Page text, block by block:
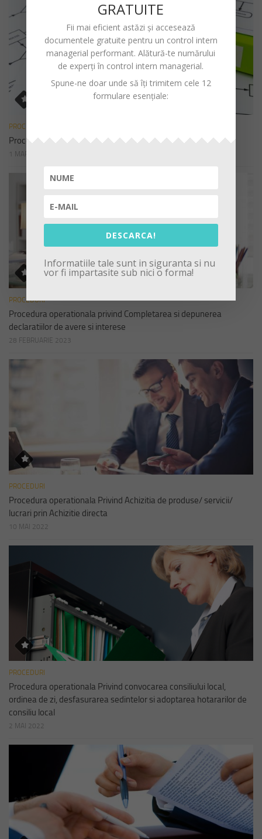
PROCEDURI
Procedura de sistem privind declararea cadourilor
1 MARTIE 2023
PROCEDURI
Procedura operationala privind Completarea si depunerea
declaratiilor de avere si interese
28 FEBRUARIE 2023
PROCEDURI
Procedura operationala Privind Achizitia de produse/ servicii/
lucrari prin Achizitie directa
10 MAI 2022
PROCEDURI
Procedura operationala Privind convocarea consiliului local,
ordinea de zi, desfasurarea sedintelor si adoptarea hotararilor de
consiliu local
2 MAI 2022
GRATUITE
Fii mai eficient astăzi și accesează
documentele gratuite pentru un control intern
managerial performant. Alătură-te numărului
de experți în control intern managerial.
Spune-ne doar unde să îți trimitem cele 12
formulare esențiale:
DESCARCA!
Informatiile tale sunt in siguranta si nu
vor fi impartasite sub nici o forma!